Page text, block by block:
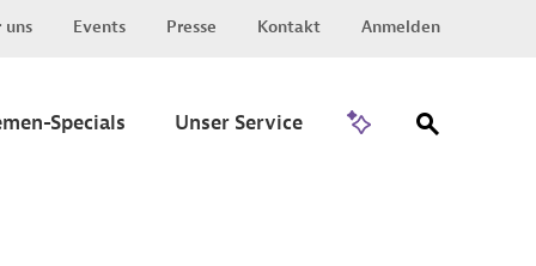
uns Events Presse Kontakt Anmelden
Specials Unser Service